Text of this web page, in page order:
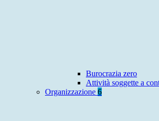
Burocrazia zero
Attività soggette a
Organizzazione 6